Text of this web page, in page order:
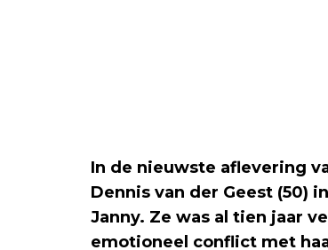
In de nieuwste aflevering
Dennis van der Geest (50)
Janny. Ze was al tien jaar
emotioneel conflict met